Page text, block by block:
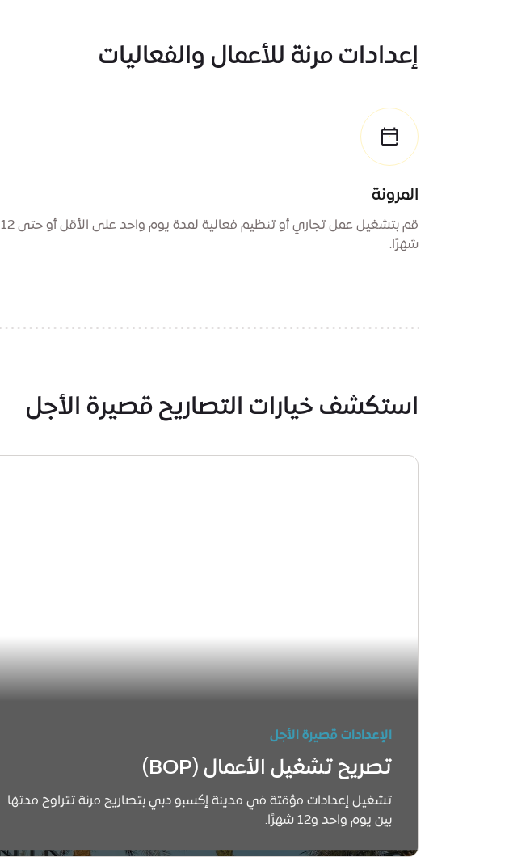
إعدادات مرنة للأعمال والفعاليات
المرونة
قم بتشغيل عمل تجاري أو تنظيم فعالية لمدة يوم واحد على الأقل أو حتى 12
شهرًا.
استكشف خيارات التصاريح قصيرة الأجل
الإعدادات قصيرة الأجل
تصريح تشغيل الأعمال (BOP)
تشغيل إعدادات مؤقتة في مدينة إكسبو دبي بتصاريح مرنة تتراوح مدتها
بين يوم واحد و12 شهرًا.